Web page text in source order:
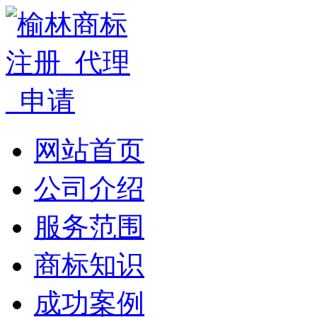
网站首页
公司介绍
服务范围
商标知识
成功案例